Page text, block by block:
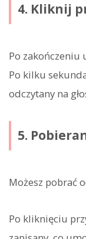
4. Kliknij
Po zakończeniu
Po kilku
odczytany na
5.
Możesz pobrać
Po kliknięciu